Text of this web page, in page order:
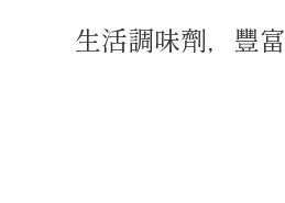
生活調味劑，豐